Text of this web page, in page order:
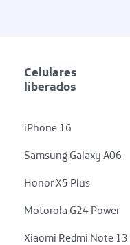
Celulares
liberados
iPhone 16
Samsung Galaxy A06
Honor X5 Plus
Motorola G24 Power
Xiaomi Redmi Note 13